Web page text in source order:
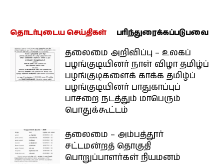
தொடர்புடைய செய்திகள் பரிந்துரைக்கப்படுபவை
தலைமை அறிவிப்பு – உலகப்
பழங்குடியினர் நாள் விழா தமிழ்ப்
பழங்குடிகளைக் காக்க தமிழ்ப்
பழங்குடியினர் பாதுகாப்புப்
பாசறை நடத்தும் மாபெரும்
பொதுக்கூட்டம்
தலைமை – அம்பத்தூர்
சட்டமன்றத் தொகுதி
பொறுப்பாளர்கள் நியமனம்